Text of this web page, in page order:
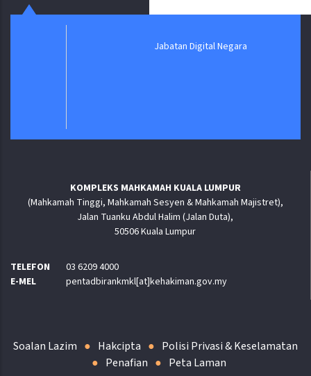
Jabatan Digital Negara
KOMPLEKS MAHKAMAH KUALA LUMPUR
(Mahkamah Tinggi, Mahkamah Sesyen & Mahkamah Majistret),
Jalan Tuanku Abdul Halim (Jalan Duta),
50506 Kuala Lumpur
TELEFON
03 6209 4000
E-MEL
pentadbirankmkl[at]kehakiman.gov.my
Soalan Lazim Hakcipta
Polisi Privasi & Keselamatan
Penafian
Peta Laman